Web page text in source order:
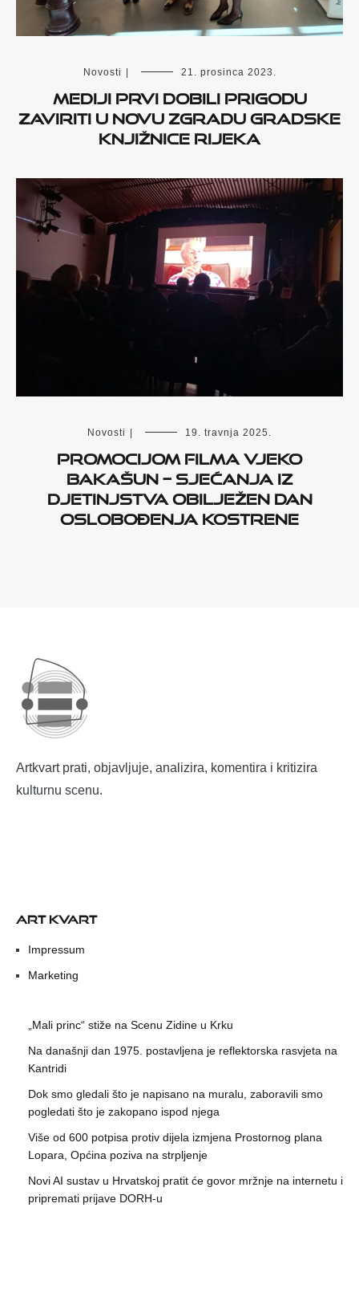
Novosti 21. prosinca 2023.
Mediji prvi dobili prigodu
zaviriti u novu zgradu Gradske
knjižnice Rijeka
Novosti 19. travnja 2025.
PROMOCIJOM FILMA VJEKO
BAKAŠUN – SJEĆANJA IZ
DJETINJSTVA OBILJEŽEN DAN
OSLOBOĐENJA KOSTRENE
Artkvart prati, objavljuje, analizira, komentira i kritizira
kulturnu scenu.
ART KVART
Impressum
Marketing
„Mali princ“ stiže na Scenu Zidine u Krku
Na današnji dan 1975. postavljena je reflektorska rasvjeta na
Kantridi
Dok smo gledali što je napisano na muralu, zaboravili smo
pogledati što je zakopano ispod njega
Više od 600 potpisa protiv dijela izmjena Prostornog plana
Lopara, Općina poziva na strpljenje
Novi AI sustav u Hrvatskoj pratit će govor mržnje na internetu i
pripremati prijave DORH-u